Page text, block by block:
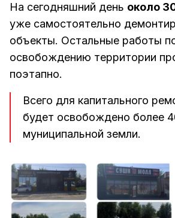
На сегодняшний день около
уже самостоятельно
объекты. Остальные работы
освобождению территории
поэтапно.
Всего для капитального
будет освобождено более
муниципальной земли.